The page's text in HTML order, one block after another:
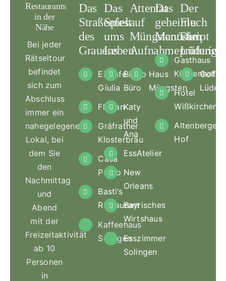
Restaurants
in der
Nähe
Bei jeder
Rätseltour
befindet
sich zum
Abschluss
immer ein
nahegelegenes
Lokal, bei
dem Sie
den
Nachmittag
und
Abend
mit der
Freizeitaktivität
ab 10
Personen
in
Das
Straßenfest
des
Grauens
Eiscafé
Giulia
Florian
Gräfrather
Klosterbräu
Casa
Pedro
Basti’s
Restaurant
Kaffeehaus
Solingen
Das
Spiel
ums
Leben
Bistro
Büro
Katy
und
Ana
EssAtelier
New
Orleans
Bayrisches
Wirtshaus
Esszimmer
Solingen
Attentat
auf
Müngsten/Die
Aufnahmeprüfung
Haus
Müngsten
Das
geheime
Manuskript
Gasthaus
Küchenhof
Hotel
Wißkirchen
Altenberger
Hof
Der
Fluch
vom
Lüderich